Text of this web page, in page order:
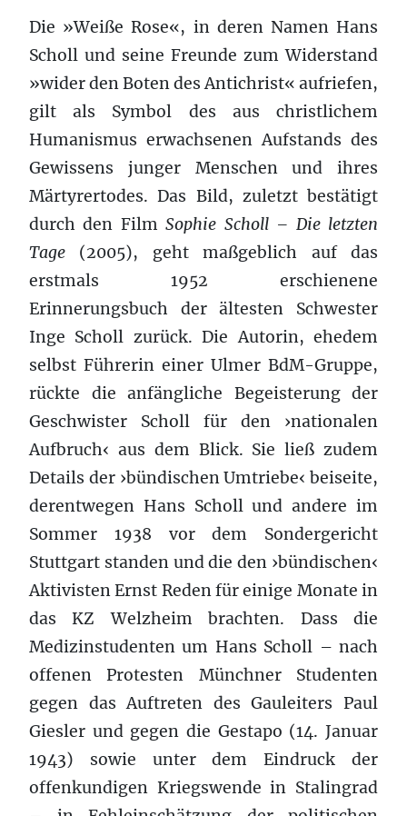
Die »Weiße Rose«, in deren Namen Hans
Scholl und seine Freunde zum Widerstand
»wider den Boten des Antichrist« aufriefen,
gilt als Symbol des aus christlichem
Humanismus erwachsenen Aufstands des
Gewissens junger Menschen und ihres
Märtyrertodes. Das Bild, zuletzt bestätigt
durch den FilmSophie Scholl – Die letzten
Tage (2005), geht maßgeblich auf das
erstmals 1952 erschienene
Erinnerungsbuch der ältesten Schwester
Inge Scholl zurück. Die Autorin, ehedem
selbst Führerin einer Ulmer BdM-Gruppe,
rückte die anfängliche Begeisterung der
Geschwister Scholl für den ›nationalen
Aufbruch‹ aus dem Blick. Sie ließ zudem
Details der ›bündischen Umtriebe‹ beiseite,
derentwegen Hans Scholl und andere im
Sommer 1938 vor dem Sondergericht
Stuttgart standen und die den ›bündischen‹
Aktivisten Ernst Reden für einige Monate in
das KZ Welzheim brachten. Dass die
Medizinstudenten um Hans Scholl – nach
offenen Protesten Münchner Studenten
gegen das Auftreten des Gauleiters Paul
Giesler und gegen die Gestapo (14. Januar
1943) sowie unter dem Eindruck der
offenkundigen Kriegswende in Stalingrad